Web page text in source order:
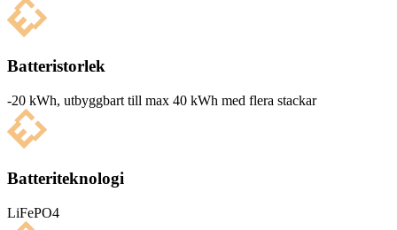
Batteristorlek
-20 kWh, utbyg­g­bart till max 40 kWh med flera stackar
Batteriteknologi
LiFePO4